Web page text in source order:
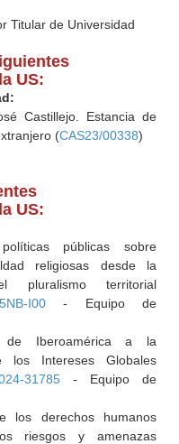
Titular de Universidad
US:
Castillejo. Estancia de
(CAS23/00338)
US:
públicas sobre
religiosas desde la
pluralismo territorial
I00- Equipo de
de Iberoamérica a la
los Intereses Globales
31785- Equipo de
los derechos humanos
riesgos y amenazas